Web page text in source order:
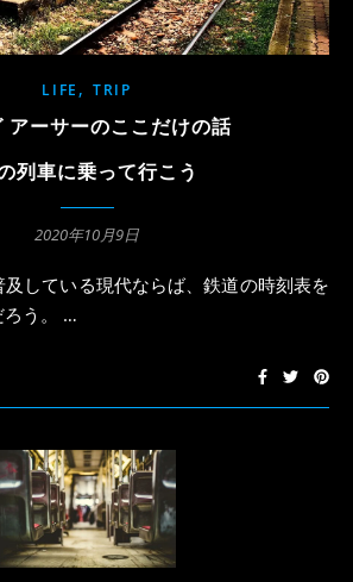
LIFE , TRIP
アーサーのここだけの話
列車に乗って行こう
2020年10月9日
ろう。 …